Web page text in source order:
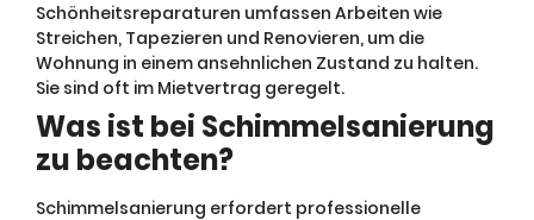
Schönheitsreparaturen umfassen Arbeiten wie
Streichen, Tapezieren und Renovieren, um die
Wohnung in einem ansehnlichen Zustand zu halten.
Sie sind oft im Mietvertrag geregelt.
Was ist bei Schimmelsanierung
zu beachten?
Schimmelsanierung erfordert professionelle